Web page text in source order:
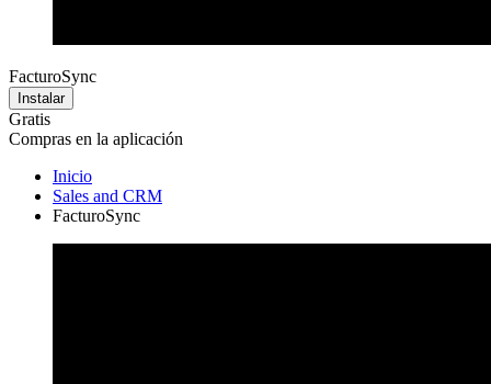
FacturoSync
Instalar
Gratis
Compras en la aplicación
Inicio
Sales and CRM
FacturoSync